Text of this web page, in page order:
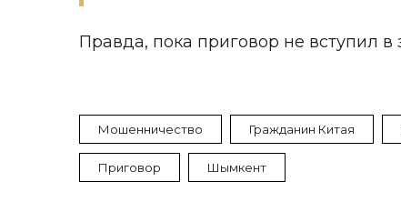
Правда, пока приговор не вступил в
Мошенничество Гражданин Китая
Приговор Шымкент